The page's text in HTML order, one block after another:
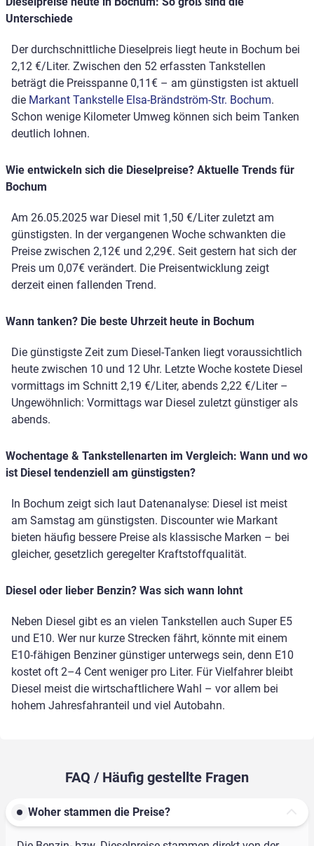
Unterschiede
Der durchschnittliche Dieselpreis liegt heute in Bochum bei
2,12 €/Liter. Zwischen den 52 erfassten Tankstellen
beträgt die Preisspanne 0,11€ – am günstigsten ist aktuell
die Markant Tankstelle Elsa-Brändström-Str. Bochum.
Schon wenige Kilometer Umweg können sich beim Tanken
deutlich lohnen.
Wie entwickeln sich die Dieselpreise? Aktuelle Trends für
Bochum
Am 26.05.2025 war Diesel mit 1,50 €/Liter zuletzt am
günstigsten. In der vergangenen Woche schwankten die
Preise zwischen 2,12€ und 2,29€. Seit gestern hat sich der
Preis um 0,07€ verändert. Die Preisentwicklung zeigt
derzeit einen fallenden Trend.
Wann tanken? Die beste Uhrzeit heute in Bochum
Die günstigste Zeit zum Diesel-Tanken liegt voraussichtlich
heute zwischen 10 und 12 Uhr. Letzte Woche kostete Diesel
vormittags im Schnitt 2,19 €/Liter, abends 2,22 €/Liter –
Ungewöhnlich: Vormittags war Diesel zuletzt günstiger als
abends.
Wochentage & Tankstellenarten im Vergleich: Wann und wo
ist Diesel tendenziell am günstigsten?
In Bochum zeigt sich laut Datenanalyse: Diesel ist meist
am Samstag am günstigsten. Discounter wie Markant
bieten häufig bessere Preise als klassische Marken – bei
gleicher, gesetzlich geregelter Kraftstoffqualität.
Diesel oder lieber Benzin? Was sich wann lohnt
Neben Diesel gibt es an vielen Tankstellen auch Super E5
und E10. Wer nur kurze Strecken fährt, könnte mit einem
E10-fähigen Benziner günstiger unterwegs sein, denn E10
kostet oft 2–4 Cent weniger pro Liter. Für Vielfahrer bleibt
Diesel meist die wirtschaftlichere Wahl – vor allem bei
hohem Jahresfahranteil und viel Autobahn.
FAQ / Häufig gestellte Fragen
Woher stammen die Preise?